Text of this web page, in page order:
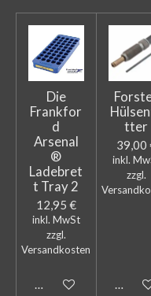
Die
Frankfor
d
Arsenal
®
Ladebret
t Tray 2
12,95 €
inkl. MwSt
zzgl.
Versandkosten
In den Warenkorb
tter
39,00
inkl.
zzgl.
In den